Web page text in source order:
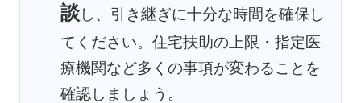
談し、引き継ぎに十分な時間を確保し
てください。住宅扶助の上限・指定医
療機関など多くの事項が変わることを
確認しましょう。